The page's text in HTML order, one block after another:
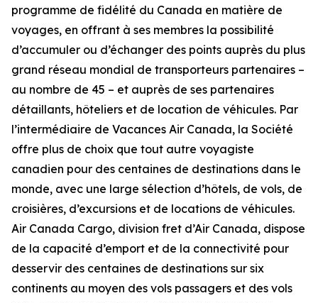
programme de fidélité du Canada en matière de
voyages, en offrant à ses membres la possibilité
d’accumuler ou d’échanger des points auprès du plus
grand réseau mondial de transporteurs partenaires –
au nombre de 45 – et auprès de ses partenaires
détaillants, hôteliers et de location de véhicules. Par
l’intermédiaire de Vacances Air Canada, la Société
offre plus de choix que tout autre voyagiste
canadien pour des centaines de destinations dans le
monde, avec une large sélection d’hôtels, de vols, de
croisières, d’excursions et de locations de véhicules.
Air Canada Cargo, division fret d’Air Canada, dispose
de la capacité d’emport et de la connectivité pour
desservir des centaines de destinations sur six
continents au moyen des vols passagers et des vols